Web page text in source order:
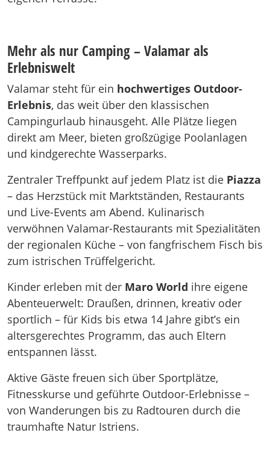
Mehr als nur Camping – Valamar als
Erlebniswelt
Valamar steht für ein hochwertiges Outdoor-
Erlebnis, das weit über den klassischen
Campingurlaub hinausgeht. Alle Plätze liegen
direkt am Meer, bieten großzügige Poolanlagen
und kindgerechte Wasserparks.
Zentraler Treffpunkt auf jedem Platz ist die Piazza
– das Herzstück mit Marktständen, Restaurants
und Live-Events am Abend. Kulinarisch
verwöhnen Valamar-Restaurants mit Spezialitäten
der regionalen Küche – von fangfrischem Fisch bis
zum istrischen Trüffelgericht.
Kinder erleben mit der Maro World ihre eigene
Abenteuerwelt: Draußen, drinnen, kreativ oder
sportlich – für Kids bis etwa 14 Jahre gibt’s ein
altersgerechtes Programm, das auch Eltern
entspannen lässt.
Aktive Gäste freuen sich über Sportplätze,
Fitnesskurse und geführte Outdoor-Erlebnisse –
von Wanderungen bis zu Radtouren durch die
traumhafte Natur Istriens.